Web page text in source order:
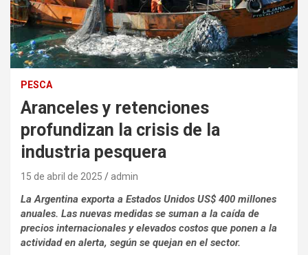
PESCA
Aranceles y retenciones
profundizan la crisis de la
industria pesquera
15 de abril de 2025 admin
La Argentina exporta a Estados Unidos US$ 400 millones
anuales. Las nuevas medidas se suman a la caída de
precios internacionales y elevados costos que ponen a la
actividad en alerta, según se quejan en el sector.